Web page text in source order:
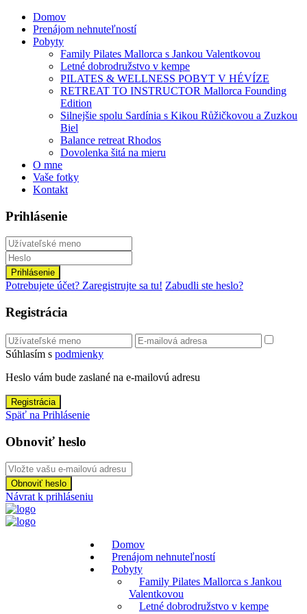
Domov
Prenájom nehnuteľností
Pobyty
Family Pilates Mallorca s Jankou Valentkovou
Letné dobrodružstvo v kempe
PILATES & WELLNESS POBYT V HÉVÍZE
RETREAT TO INSTRUCTOR Mallorca Founding
Edition
Silnejšie spolu Sardínia s Kikou Růžičkovou a Zuzkou
Biel
Balance retreat Rhodos
Dovolenka šitá na mieru
O mne
Vaše fotky
Kontakt
Prihlásenie
Prihlásenie
Potrebujete účet? Zaregistrujte sa tu! Zabudli ste heslo?
Registrácia
Súhlasím s podmienky
Heslo vám bude zaslané na e-mailovú adresu
Registrácia
Späť na Prihlásenie
Obnoviť heslo
Obnoviť heslo
Návrat k prihláseniu
Domov
Prenájom nehnuteľností
Pobyty
Family Pilates Mallorca s Jankou
Valentkovou
Letné dobrodružstvo v kempe